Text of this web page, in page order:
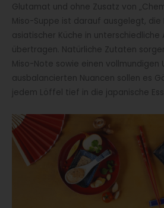
Glutamat und ohne Zusatz von
Miso-Suppe ist darauf ausgelegt, die
asiatischer Küche in unterschiedliche
übertragen. Natürliche Zutaten
Miso-Note sowie einen vollmundigen
ausbalancierten Nuancen sollen es
jedem Löffel tief in die japanische